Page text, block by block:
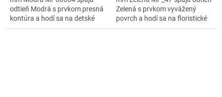
odtieň Modrá s prvkom presná
kontúra a hodí sa na detské
kreatívne projekty, sponky do
Zelená s prvkom vyvážený
povrch a hodí sa na floristické
aranžmány, prívesky na tašky